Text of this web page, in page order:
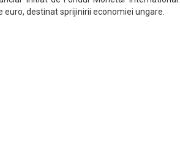
destinat sprijinirii economiei ungare.